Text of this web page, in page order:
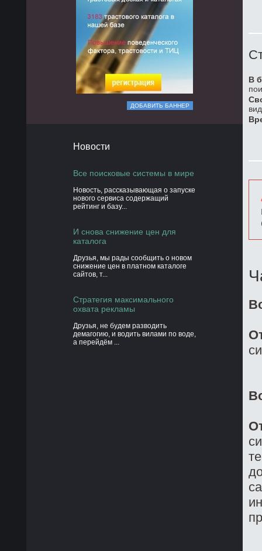
ДОБАВИТЬ БАННЕР
Новости
Все поисковые системы в мире
Новость, рассказывающая о запуске
нового сервиса содержащий
рейтинг и базу...
И снова снижение цен для
каталога
Друзья, мы рады сообщить о новом
снижение цен в платном каталоге
сайтов, т...
Стратегия максимального
охвата рекламы
Друзья, не будем разводить
демагогию, и водить вилами по воде,
а перейдём ...
В